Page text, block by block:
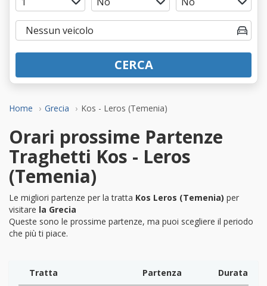
Home Grecia Kos - Leros (Temenia)
CERCA
Orari prossime Partenze
Traghetti Kos - Leros
(Temenia)
Le migliori partenze per la tratta Kos Leros (Temenia) per
visitare la Grecia
Queste sono le prossime partenze, ma puoi scegliere il periodo
che più ti piace.
Tratta Partenza
Durata